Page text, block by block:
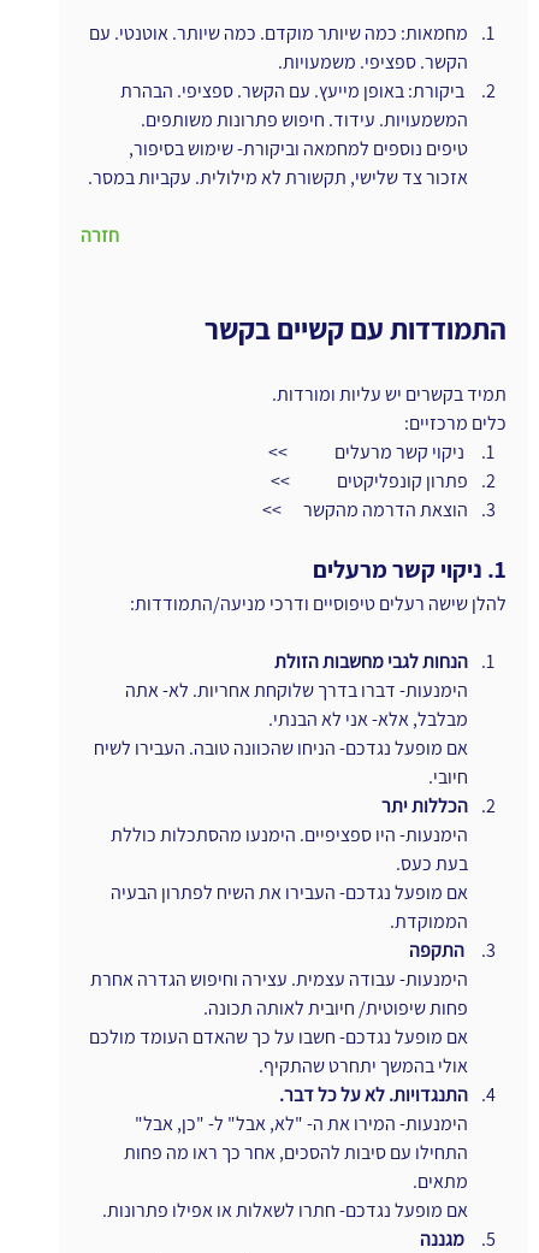
מחמאות: כמה שיותר מוקדם. כמה שיותר. אוטנטי. עם
הקשר. ספציפי. משמעויות.
ביקורת: באופן מייעץ. עם הקשר. ספציפי. הבהרת
המשמעויות. עידוד. חיפוש פתרונות משותפים.
טיפים נוספים למחמאה וביקורת- שימוש בסיפור,
אזכור צד שלישי, תקשורת לא מילולית. עקביות במסר.
חזרה
התמודדות עם קשיים בקשר
תמיד בקשרים יש עליות ומורדות.
כלים מרכזיים:
פתרון קונפליקטים             >>
הוצאת הדרמה מהקשר      >>
1. ניקוי קשר מרעלים
להלן שישה רעלים טיפוסיים ודרכי מניעה/התמודדות:
הנחות לגבי מחשבות הזולת
הימנעות- דברו בדרך שלוקחת אחריות. לא- אתה
מבלבל, אלא- אני לא הבנתי.
אם מופעל נגדכם- הניחו שהכוונה טובה. העבירו לשיח
חיובי.
הכללות יתר
הימנעות- היו ספציפיים. הימנעו מהסתכלות כוללת
בעת כעס.
אם מופעל נגדכם- העבירו את השיח לפתרון הבעיה
הממוקדת.
התקפה
הימנעות- עבודה עצמית. עצירה וחיפוש הגדרה אחרת
פחות שיפוטית/ חיובית לאותה תכונה.
אם מופעל נגדכם- חשבו על כך שהאדם העומד מולכם
אולי בהמשך יתחרט שהתקיף.
התנגדויות. לא על כל דבר.
הימנעות- המירו את ה- "לא, אבל" ל- "כן, אבל"
התחילו עם סיבות להסכים, אחר כך ראו מה פחות
מתאים.
אם מופעל נגדכם- חתרו לשאלות או אפילו פתרונות.
מגננה